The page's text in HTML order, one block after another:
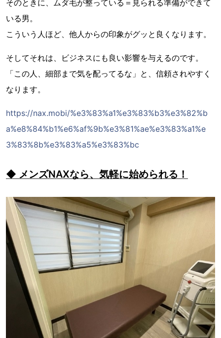
そのときに、ムダ毛が整っている＝見られる準備ができて
いる男。
こういう人ほど、他人からの印象がグッと良くなります。
そしてそれは、ビジネスにも良い影響を与えるのです。
「この人、細部まで気を配ってるな」と、信頼されやすく
なります。
https://nax.mobi/%e3%83%a1%e3%83%b3%e3%82%b
a%e8%84%b1%e6%af%9b%e3%81%ae%e3%83%a1%e
3%83%8b%e3%83%a5%e3%83%bc
◆ メンズNAXなら、気軽に始められる！